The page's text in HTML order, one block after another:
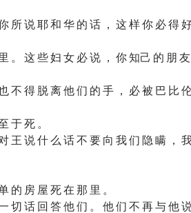
说 耶 和 华 的 话 ， 这 样 你 必 得
。 这 些 妇 女 必 说 ， 你 知己 的 朋
不 得 脱 离 他 们 的 手 ， 必 被 巴 比
于 死 。
王 说 什 么 话 不 要 向 我 们 隐 瞒 ，
的 房 屋 死 在 那 里 。
话 回 答 他 们 。 他 们 不 再 与 他